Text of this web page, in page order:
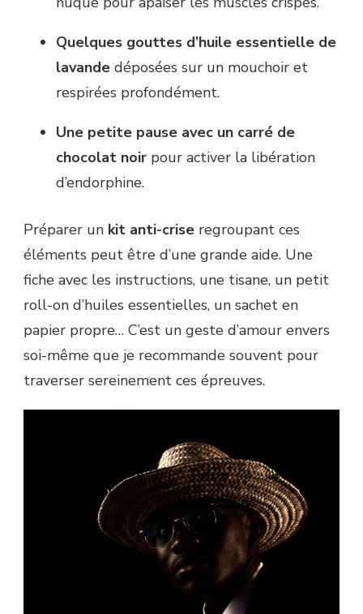
Quelques gouttes d’huile essentielle de
lavande déposées sur un mouchoir et
respirées profondément.
Une petite pause avec un carré de
chocolat noir pour activer la libération
d’endorphine.
Préparer un kit anti-crise regroupant ces
éléments peut être d’une grande aide. Une
fiche avec les instructions, une tisane, un petit
roll-on d’huiles essentielles, un sachet en
papier propre… C’est un geste d’amour envers
soi-même que je recommande souvent pour
traverser sereinement ces épreuves.